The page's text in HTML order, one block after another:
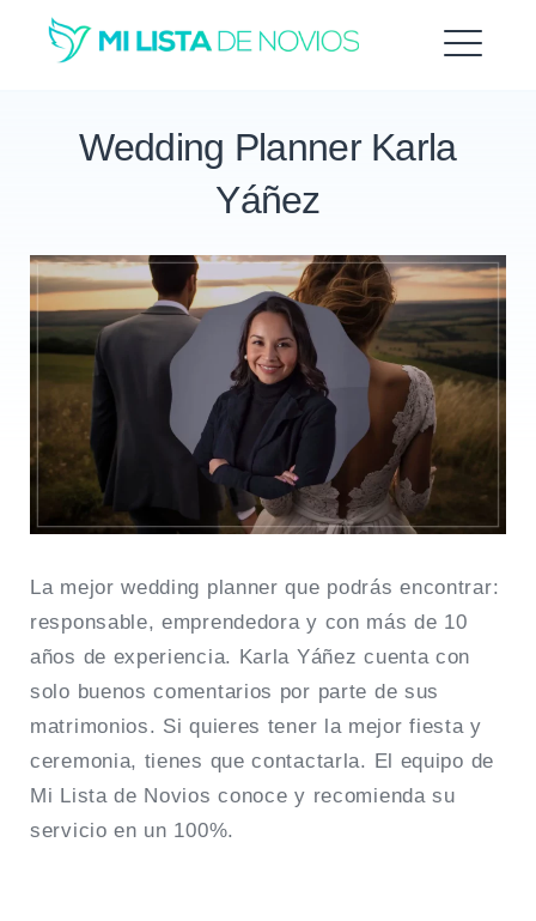
Saltar
Wedding Planner Karla
Yáñez
La mejor wedding planner que podrás encontrar:
responsable, emprendedora y con más de 10
años de experiencia. Karla Yáñez cuenta con
solo buenos comentarios por parte de sus
matrimonios. Si quieres tener la mejor fiesta y
ceremonia, tienes que contactarla. El equipo de
Mi Lista de Novios conoce y recomienda su
servicio en un 100%.